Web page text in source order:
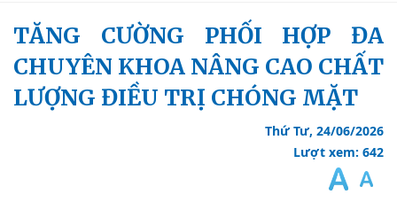
TĂNG CƯỜNG PHỐI HỢP ĐA
CHUYÊN KHOA NÂNG CAO CHẤT
LƯỢNG ĐIỀU TRỊ CHÓNG MẶT
Thứ Tư, 24/06/2026
Lượt xem: 642